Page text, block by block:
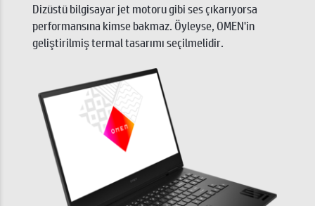
Dizüstü bilgisayar jet motoru gibi ses çıkarıyorsa
performansına kimse bakmaz. Öyleyse, OMEN'in
geliştirilmiş termal tasarımı seçilmelidir.